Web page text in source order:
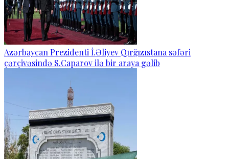
Azərbaycan Prezidenti İ.Əliyev Qırğızıstana səfəri
çərçivəsində S.Caparov ilə bir araya gəlib